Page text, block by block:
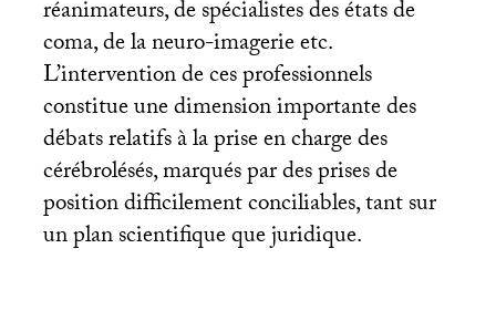
réanimateurs, de spécialistes des états de
coma, de la neuro-imagerie etc.
L’intervention de ces professionnels
constitue une dimension importante des
débats relatifs à la prise en charge des
cérébrolésés, marqués par des prises de
position difficilement conciliables, tant sur
un plan scientifique que juridique.